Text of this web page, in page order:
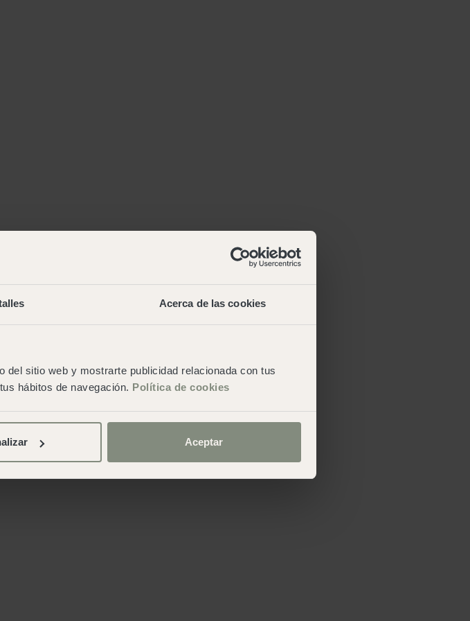
Acerca de las cookies
sitio web y mostrarte publicidad relacionada con tus
hábitos de navegación. Política de cookies
Aceptar